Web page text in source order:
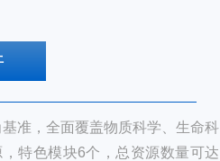
准，全面覆盖物质科学、生命科
特色模块6个，总资源数量可达